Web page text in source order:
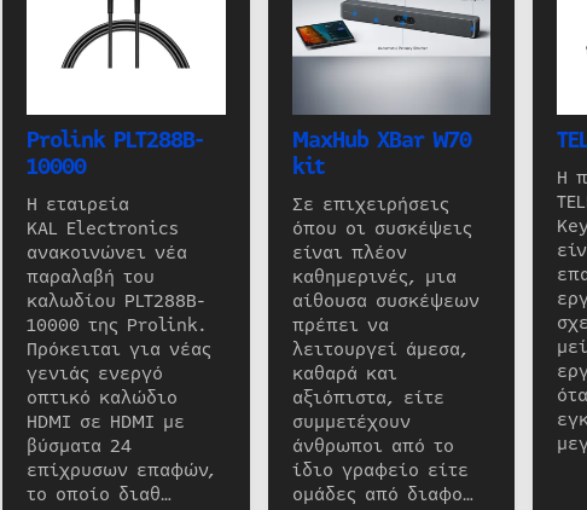
Prolink PLT288B-
10000
Η εταιρεία
KAL Electronics
ανακοινώνει νέα
παραλαβή του
καλωδίου PLT288B-
10000 της Prolink.
Πρόκειται για νέας
γενιάς ενεργό
οπτικό καλώδιο
HDMI σε HDMI με
βύσματα 24
επίχρυσων επαφών,
το οποίο διαθ…
MaxHub XBar W70
kit
Σε επιχειρήσεις
όπου οι συσκέψεις
είναι πλέον
καθημερινές, μια
αίθουσα συσκέψεων
πρέπει να
λειτουργεί άμεσα,
καθαρά και
αξιόπιστα, είτε
συμμετέχουν
άνθρωποι από το
ίδιο γραφείο είτε
ομάδες από διαφο…
Η